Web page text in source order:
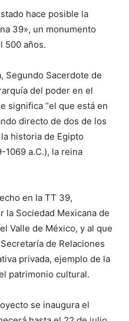
hace posible la
39», un monumento
500 años.
Segundo Sacerdote de
del poder en el
significa “el que está en
directo de dos de los
historia de Egipto
1069 a.C.), la reina
en la TT 39,
Sociedad Mexicana de
Valle de México, y al que
de Relaciones
privada, ejemplo de la
patrimonio cultural.
se inaugura el